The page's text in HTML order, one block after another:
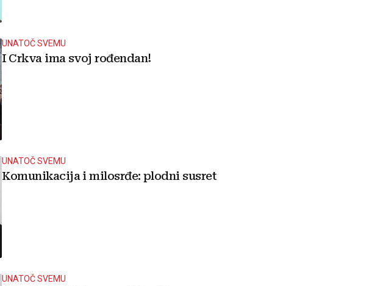
UNATOČ SVEMU
I Crkva ima svoj rođendan!
UNATOČ SVEMU
Komunikacija i milosrđe: plodni susret
UNATOČ SVEMU